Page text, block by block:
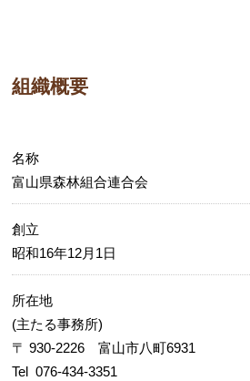
組織概要
名称
富山県森林組合連合会
創立
昭和16年12月1日
所在地
(主たる事務所)
〒 930-2226 富山市八町6931
Tel 076-434-3351